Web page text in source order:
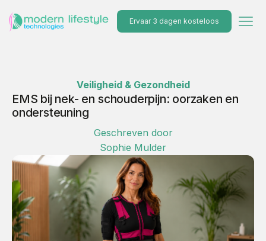
Ervaar 3 dagen kosteloos
Veiligheid & Gezondheid
EMS bij nek- en schouderpijn: oorzaken en
ondersteuning
Geschreven door
Sophie Mulder